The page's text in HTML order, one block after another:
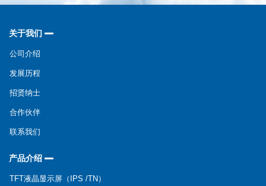
关于我们
公司介绍
发展历程
招贤纳士
合作伙伴
联系我们
产品介绍
TFT液晶显示屏（IPS /TN）